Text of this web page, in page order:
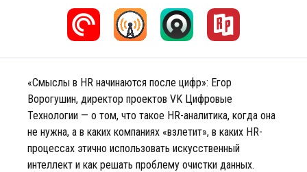
«Смыслы в HR начинаются после цифр»: Егор
Ворогушин, директор проектов VK Цифровые
Технологии — о том, что такое HR-аналитика, когда она
не нужна, а в каких компаниях «взлетит», в каких HR-
процессах этично использовать искусственный
интеллект и как решать проблему очистки данных.